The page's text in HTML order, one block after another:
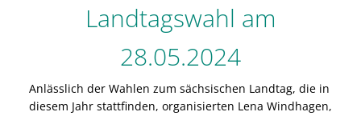
Landtagswahl am
28.05.2024
Anlässlich der Wahlen zum sächsischen Landtag, die in
diesem Jahr stattfinden, organisierten Lena Windhagen,